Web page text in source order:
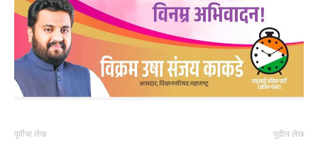
पूर्वीचा लेख पुढील लेख